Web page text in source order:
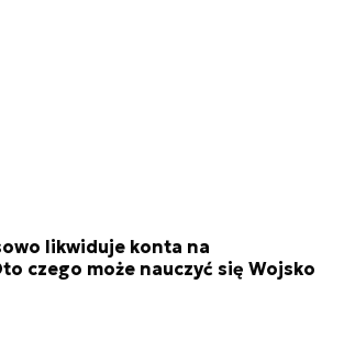
likwiduje konta na
czego może nauczyć się Wojsko